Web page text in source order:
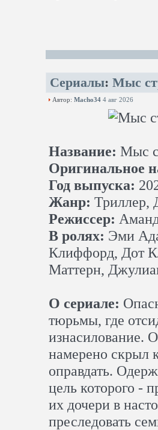
Сериалы: Мыс
Автор: Macho34 4 авг 2026
Название: Мыс
Оригинальное
Год выпуска:
Жанр: Триллер,
Режиссер:
В ролях: Эми
Клиффорд, Дот
Маттерн,
О сериале:
тюрьмы, где
изнасилование.
намерено скрыл
оправдать.
цель которого -
их дочери в
преследовать